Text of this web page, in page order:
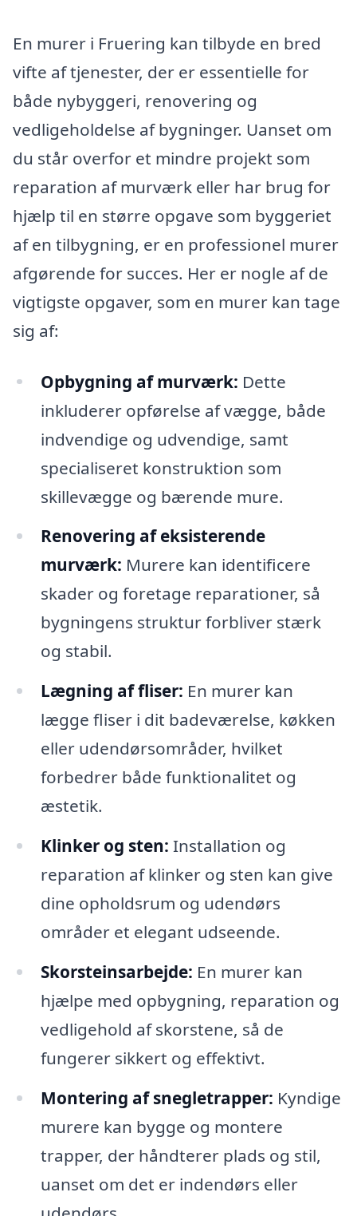
En murer i Fruering kan tilbyde en bred
vifte af tjenester, der er essentielle for
både nybyggeri, renovering og
vedligeholdelse af bygninger. Uanset om
du står overfor et mindre projekt som
reparation af murværk eller har brug for
hjælp til en større opgave som byggeriet
af en tilbygning, er en professionel murer
afgørende for succes. Her er nogle af de
vigtigste opgaver, som en murer kan tage
sig af:
Opbygning af murværk: Dette
inkluderer opførelse af vægge, både
indvendige og udvendige, samt
specialiseret konstruktion som
skillevægge og bærende mure.
Renovering af eksisterende
murværk: Murere kan identificere
skader og foretage reparationer, så
bygningens struktur forbliver stærk
og stabil.
Lægning af fliser: En murer kan
lægge fliser i dit badeværelse, køkken
eller udendørsområder, hvilket
forbedrer både funktionalitet og
æstetik.
Klinker og sten: Installation og
reparation af klinker og sten kan give
dine opholdsrum og udendørs
områder et elegant udseende.
Skorsteinsarbejde: En murer kan
hjælpe med opbygning, reparation og
vedligehold af skorstene, så de
fungerer sikkert og effektivt.
Montering af snegletrapper: Kyndige
murere kan bygge og montere
trapper, der håndterer plads og stil,
uanset om det er indendørs eller